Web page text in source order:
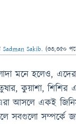
Sadman Sakib. (33,350
মনে হলেও,
কুয়াশা,
আসলে একই
সবগুলো সম্পর্কে